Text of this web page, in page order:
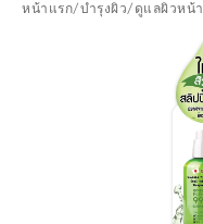
หน้าแรก/บำรุงผิว/ ดูแลผิวหน้า